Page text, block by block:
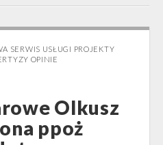
SERWIS USŁUGI PROJEKTY
OPINIE
Olkusz
ppoż